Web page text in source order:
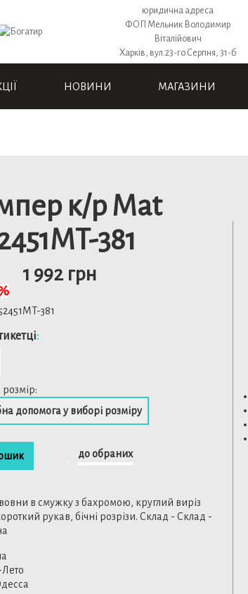
юридична адреса
ФОП Мельник Володимир
Віталійович
Харків, вул.23-го Серпня, 31-б
НОВИНИ МАГАЗИНИ
к/р Mat
381
1 992 грн
381
:
допомога у виборі розміру
до обраних
в смужку з бахромою, круглий виріз
рукав, бічні розрізи. Склад - Склад -